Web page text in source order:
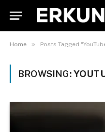
Home » Posts Tagged
BROWSING: